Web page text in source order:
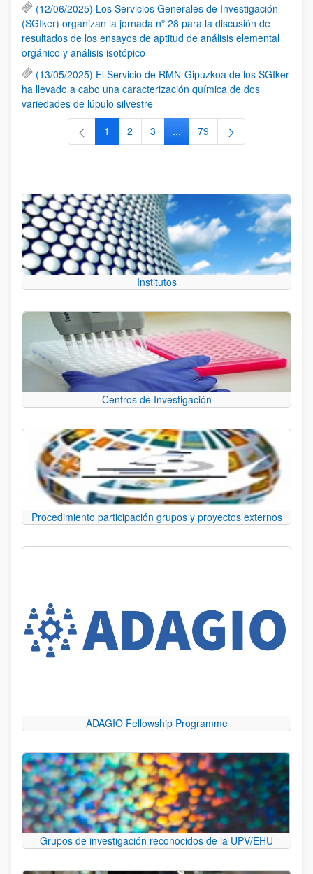
(12/06/2025) Los Servicios Generales de Investigación
(SGIker) organizan la jornada nº 28 para la discusión de
resultados de los ensayos de aptitud de análisis elemental
orgánico y análisis isotópico
(13/05/2025) El Servicio de RMN-Gipuzkoa de los SGIker
ha llevado a cabo una caracterización química de dos
variedades de lúpulo silvestre
Página
1 Página
2 Página
3 ...Páginas intermedias Use TAB
Página
79
Institutos
Centros de Investigación
Procedimiento participación grupos y proyectos externos
ADAGIO Fellowship Programme
Grupos de investigación reconocidos de la UPV/EHU